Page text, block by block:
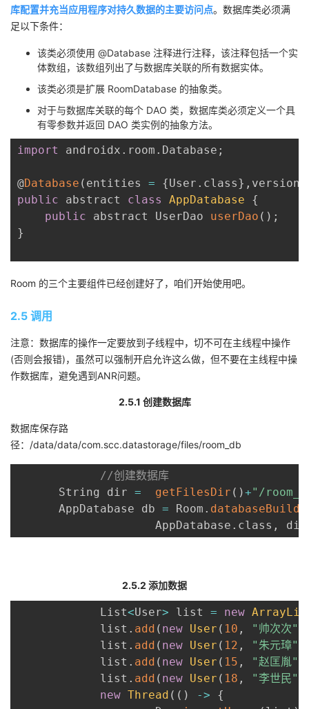
库配置并充当应用程序对持久数据的主要访问点。数据库类必须满
足以下条件：
该类必须使用 @Database 注释进行注释，该注释包括一个实
体数组，该数组列出了与数据库关联的所有数据实体。
该类必须是扩展 RoomDatabase 的抽象类。
对于与数据库关联的每个 DAO 类，数据库类必须定义一个具
有零参数并返回 DAO 类实例的抽象方法。
import androidx . room . Database ;
@Database ( entities = {User . class} , version
public abstract class AppDatabase
{
public abstract UserDao userDao ( ) ;
}
Room 的三个主要组件已经创建好了，咱们开始使用吧。
2.5 调用
注意：数据库的操作一定要放到子线程中，切不可在主线程中操作
(否则会报错)，虽然可以强制开启允许这么做，但不要在主线程中操
作数据库，避免遇到ANR问题。
2.5.1 创建数据库
数据库保存路
径：/data/data/com.scc.datastorage/files/room_db
//创建数据库
      String dir
= getFilesDir ( )+"/
      AppDatabase db
= Room .
                    AppDatabase
. class , dir
2.5.2 添加数据
            List
<User> list = new
            list
. add ( new User ( 10 , "帅次次"
            list
. add ( new User ( 12 , "朱元璋"
            list
. add ( new User ( 15 , "赵匡胤"
            list
. add ( new User ( 18 , "李世民"
new Thread ( ( ) ->
{